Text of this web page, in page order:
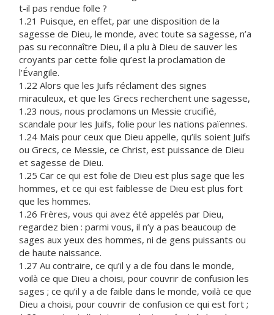
t-il pas rendue folle ?
1.21 Puisque, en effet, par une disposition de la
sagesse de Dieu, le monde, avec toute sa sagesse, n’a
pas su reconnaître Dieu, il a plu à Dieu de sauver les
croyants par cette folie qu’est la proclamation de
l’Évangile.
1.22 Alors que les Juifs réclament des signes
miraculeux, et que les Grecs recherchent une sagesse,
1.23 nous, nous proclamons un Messie crucifié,
scandale pour les Juifs, folie pour les nations païennes.
1.24 Mais pour ceux que Dieu appelle, qu’ils soient Juifs
ou Grecs, ce Messie, ce Christ, est puissance de Dieu
et sagesse de Dieu.
1.25 Car ce qui est folie de Dieu est plus sage que les
hommes, et ce qui est faiblesse de Dieu est plus fort
que les hommes.
1.26 Frères, vous qui avez été appelés par Dieu,
regardez bien : parmi vous, il n’y a pas beaucoup de
sages aux yeux des hommes, ni de gens puissants ou
de haute naissance.
1.27 Au contraire, ce qu’il y a de fou dans le monde,
voilà ce que Dieu a choisi, pour couvrir de confusion les
sages ; ce qu’il y a de faible dans le monde, voilà ce que
Dieu a choisi, pour couvrir de confusion ce qui est fort ;